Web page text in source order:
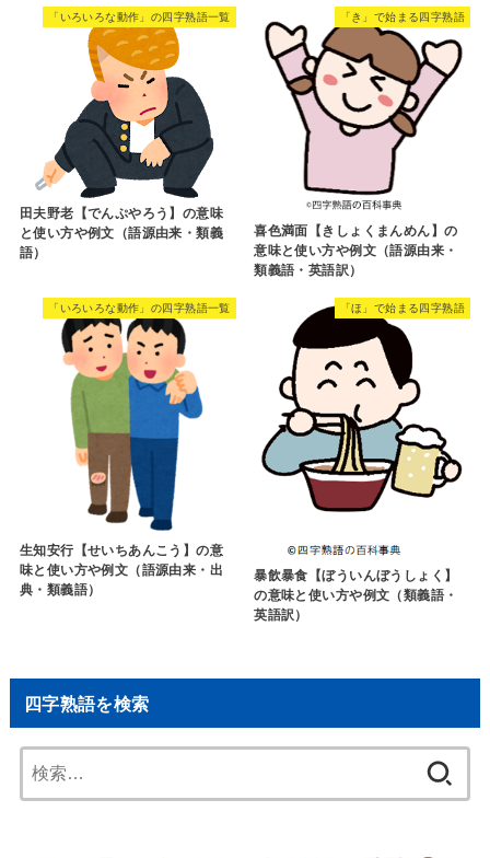
「いろいろな動作」の四字熟語一覧
田夫野老【でんぷやろう】の意味
と使い方や例文（語源由来・類義
語）
「き」で始まる四字熟語
喜色満面【きしょくまんめん】の
意味と使い方や例文（語源由来・
類義語・英語訳）
「いろいろな動作」の四字熟語一覧
生知安行【せいちあんこう】の意
味と使い方や例文（語源由来・出
典・類義語）
「ほ」で始まる四字熟語
暴飲暴食【ぼういんぼうしょく】
の意味と使い方や例文（類義語・
英語訳）
四字熟語を検索
索: